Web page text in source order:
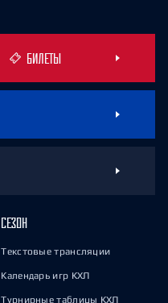
БИЛЕТЫ
СЕЗОН
Текстовые трансляции
Календарь игр КХЛ
Турнирные таблицы КХЛ